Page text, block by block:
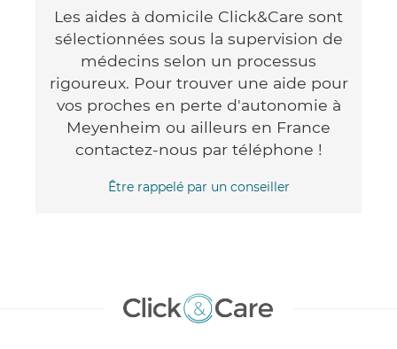
Les aides à domicile Click&Care sont
sélectionnées sous la supervision de
médecins selon un processus
rigoureux. Pour trouver une aide pour
vos proches en perte d'autonomie à
Meyenheim ou ailleurs en France
contactez-nous par téléphone !
Être rappelé par un conseiller